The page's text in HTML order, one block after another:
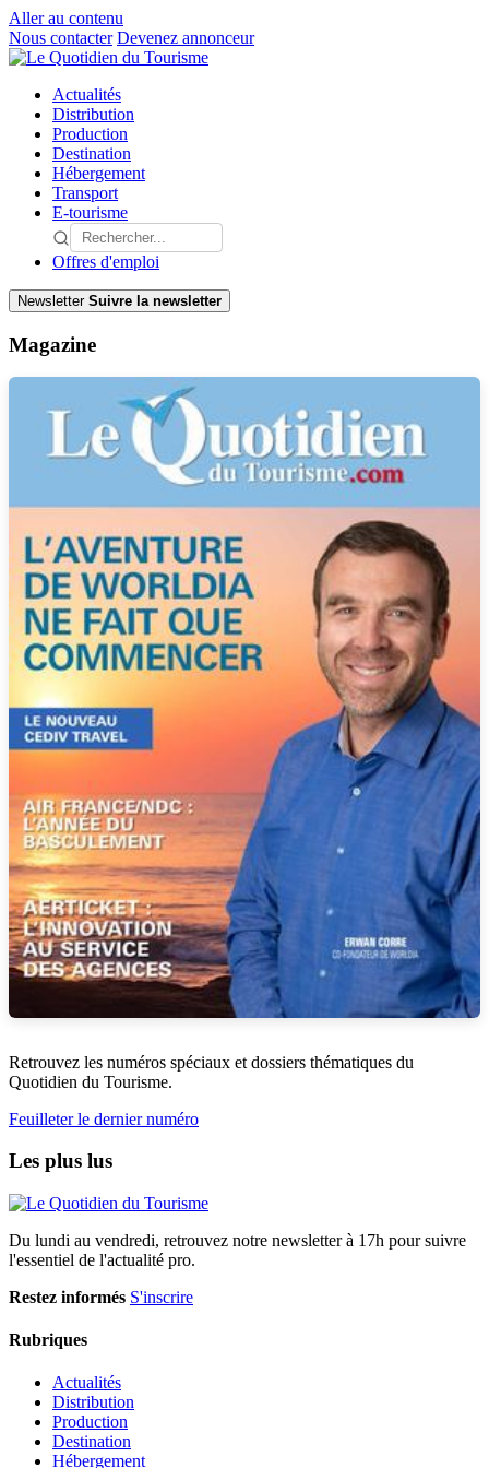
Aller au contenu
Nous contacter Devenez annonceur
Actualités
Distribution
Production
Destination
Hébergement
Transport
E-tourisme
Offres d'emploi
Newsletter Suivre la newsletter
Magazine
Retrouvez les numéros spéciaux et dossiers thématiques du
Quotidien du Tourisme.
Feuilleter le dernier numéro
Les plus lus
Du lundi au vendredi, retrouvez notre newsletter à 17h pour suivre
l'essentiel de l'actualité pro.
Restez informés S'inscrire
Rubriques
Actualités
Distribution
Production
Destination
Hébergement